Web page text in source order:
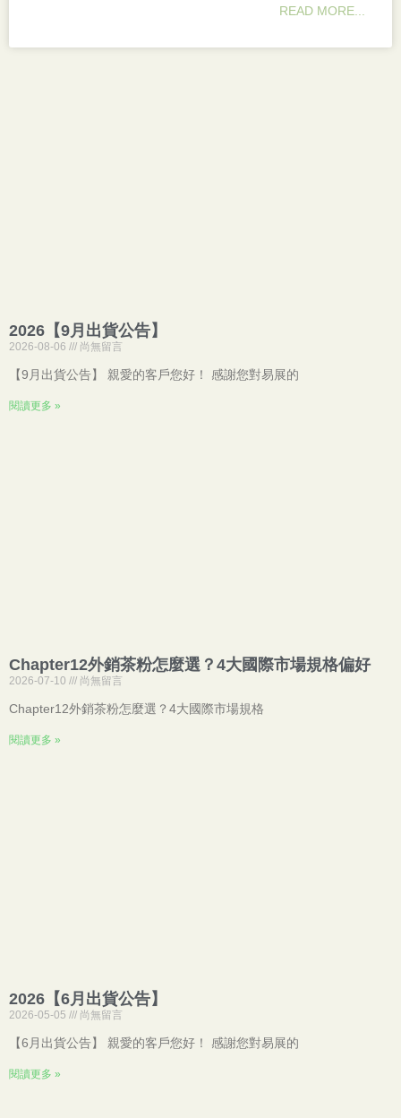
READ MORE...
2026【9月出貨公告】
2026-08-06 尚無留言
【9月出貨公告】 親愛的客戶您好！ 感謝您對易展的
閱讀更多 »
Chapter12外銷茶粉怎麼選？4大國際市場規格偏好
2026-07-10 尚無留言
Chapter12外銷茶粉怎麼選？4大國際市場規格
閱讀更多 »
2026【6月出貨公告】
2026-05-05 尚無留言
【6月出貨公告】 親愛的客戶您好！ 感謝您對易展的
閱讀更多 »